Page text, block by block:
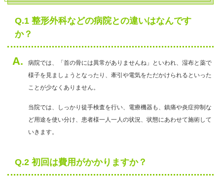
Q.1 整形外科などの病院との違いはなんです
か？
A.
病院では、「首の骨には異常がありませんね」といわれ、湿布と薬で
様子を見ましょうとなったり、牽引や電気をただかけられるといった
ことが少なくありません。
当院では、しっかり徒手検査を行い、電療機器も、鎮痛や炎症抑制な
ど用途を使い分け、患者様一人一人の状況、状態にあわせて施術して
いきます。
Q.2 初回は費用がかかりますか？